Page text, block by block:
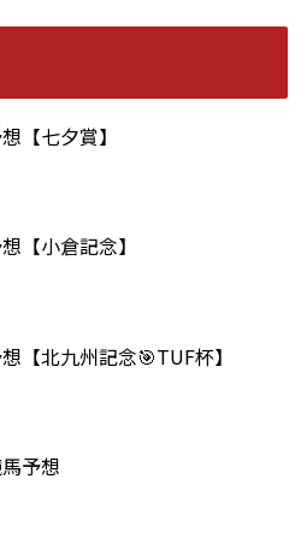
【七夕賞】
【小倉記念】
【北九州記念🎯TUF杯】
予想